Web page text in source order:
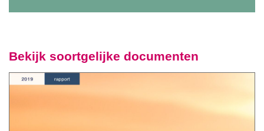
Bekijk soortgelijke documenten